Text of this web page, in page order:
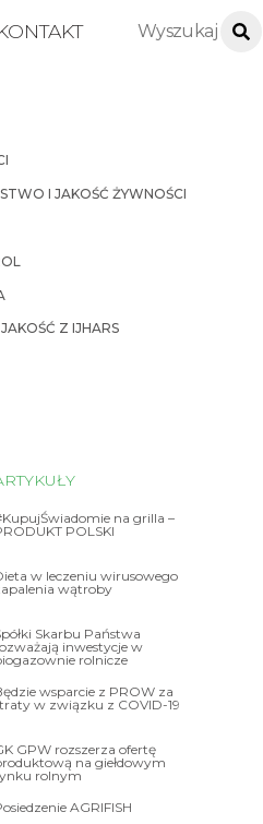
I JAKOŚĆ ŻYWNOŚCI
Z IJHARS
na grilla –
POLSKI
w leczeniu wirusowego
wątroby
Skarbu Państwa
inwestycje w
rolnicze
wsparcie z PROW za
w związku z COVID-19
GPW rozszerza ofertę
na giełdowym
rolnym
AGRIFISH